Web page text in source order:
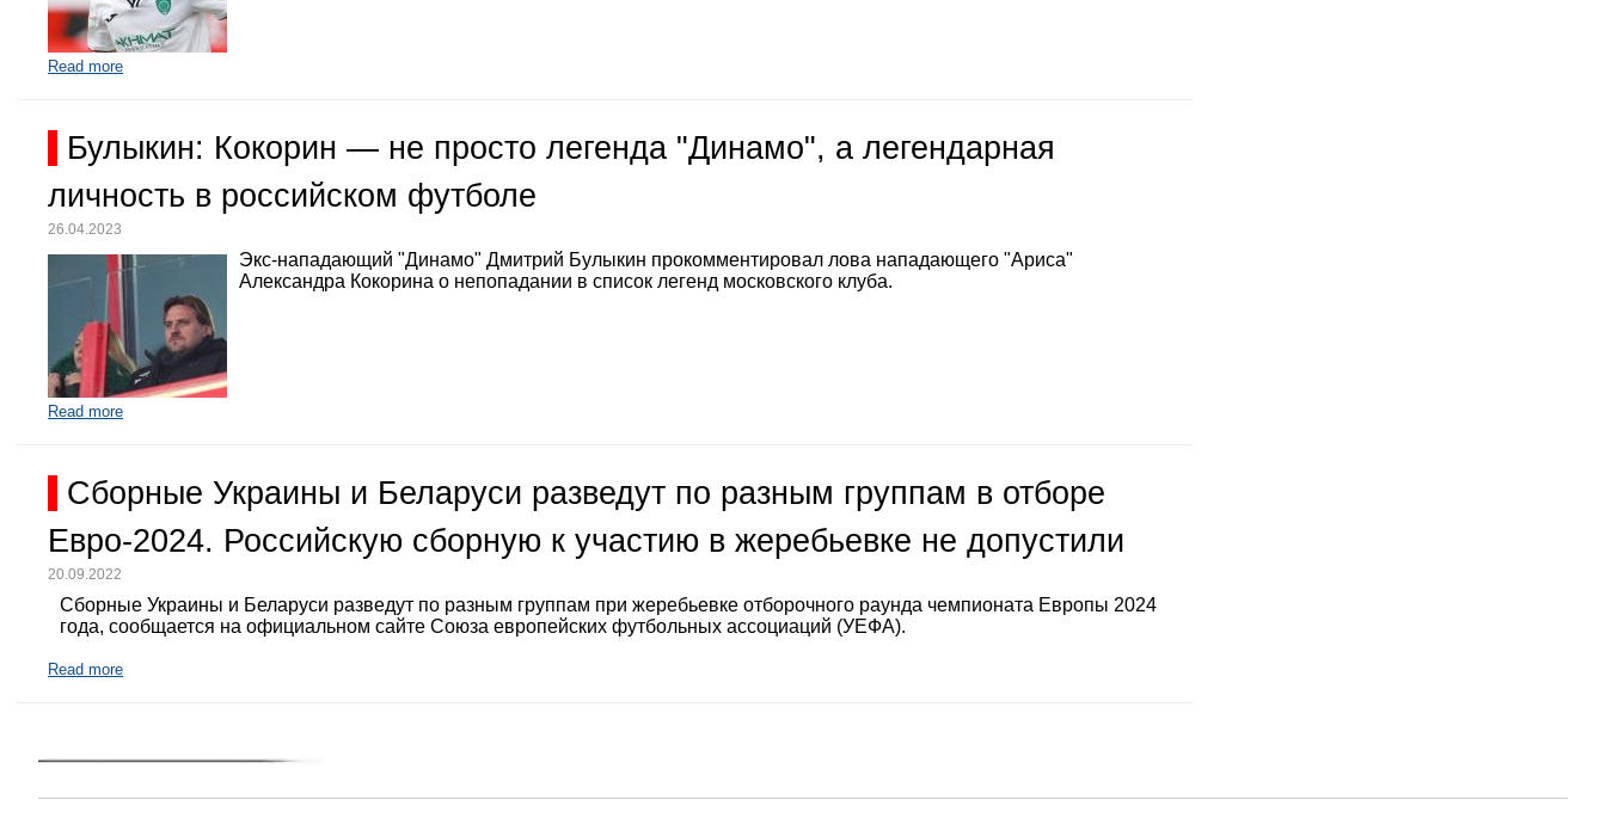
Read more
Булыкин: Кокорин — не просто легенда "Динамо", а легендарная
личность в российском футболе
26.04.2023
Экс-нападающий "Динамо" Дмитрий Булыкин прокомментировал лова нападающего "Ариса"
Александра Кокорина о непопадании в список легенд московского клуба.
Read more
Сборные Украины и Беларуси разведут по разным группам в отборе
Евро-2024. Российскую сборную к участию в жеребьевке не допустили
20.09.2022
Сборные Украины и Беларуси разведут по разным группам при жеребьевке отборочного раунда чемпионата Европы 2024
года, сообщается на официальном сайте Союза европейских футбольных ассоциаций (УЕФА).
Read more